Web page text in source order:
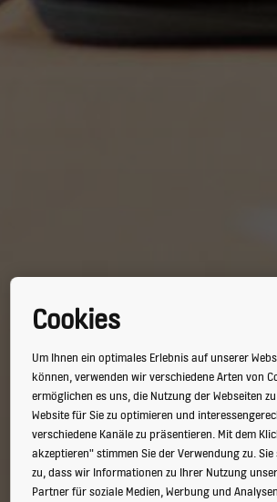
Cookies
Um Ihnen ein optimales Erlebnis auf unserer
können, verwenden wir verschiedene Arten von
ermöglichen es uns, die Nutzung der Webseiten
Website für Sie zu optimieren und
verschiedene Kanäle zu präsentieren. Mit dem
akzeptieren" stimmen Sie der Verwendung zu.
zu, dass wir Informationen zu Ihrer Nutzung
Partner für soziale Medien, Werbung und